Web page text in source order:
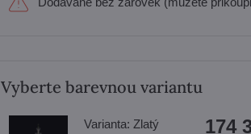
Vyberte barevnou variantu
Varianta: Zlatý
174